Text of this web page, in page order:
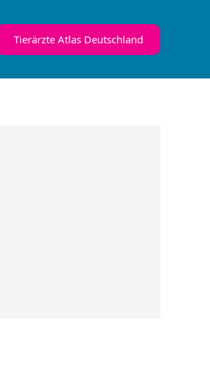
Tierärzte Atlas Deutschland